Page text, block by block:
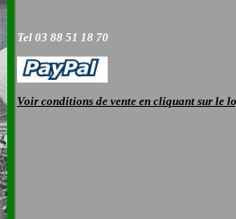
Tel 03 88 51 18 70
Voir conditions de vente en cliquant sur le